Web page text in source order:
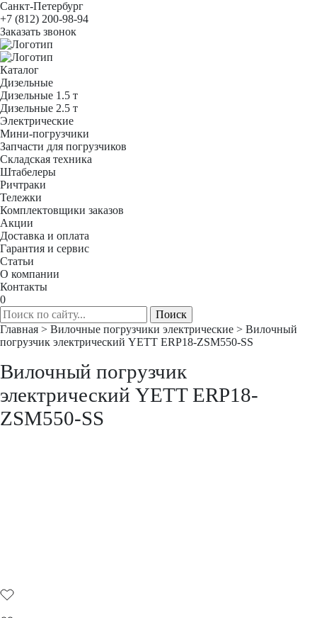
Санкт-Петербург
+7 (812) 200-98-94
Заказать звонок
Каталог
Дизельные
Дизельные 1.5 т
Дизельные 2.5 т
Электрические
Мини-погрузчики
Запчасти для погрузчиков
Складская техника
Штабелеры
Ричтраки
Тележки
Комплектовщики заказов
Акции
Доставка и оплата
Гарантия и сервис
Статьи
О компании
Контакты
0
Главная > Вилочные погрузчики электрические > Вилочный
погрузчик электрический YETT ERP18-ZSM550-SS
Вилочный погрузчик
электрический YETT ERP18-
ZSM550-SS